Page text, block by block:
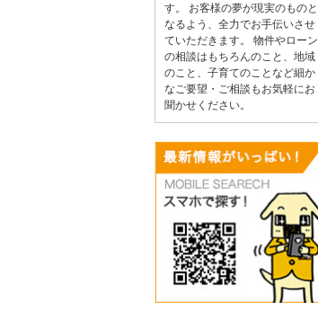
す。 お客様の夢が現実のものと
なるよう、全力でお手伝いさせ
ていただきます。 物件やローン
の相談はもちろんのこと、地域
のこと、子育てのことなど細か
なご要望・ご相談もお気軽にお
聞かせください。